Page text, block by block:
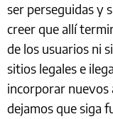
ser perseguidas y
creer que allí
de los usuarios ni
sitios legales e
incorporar nuevos
dejamos que siga